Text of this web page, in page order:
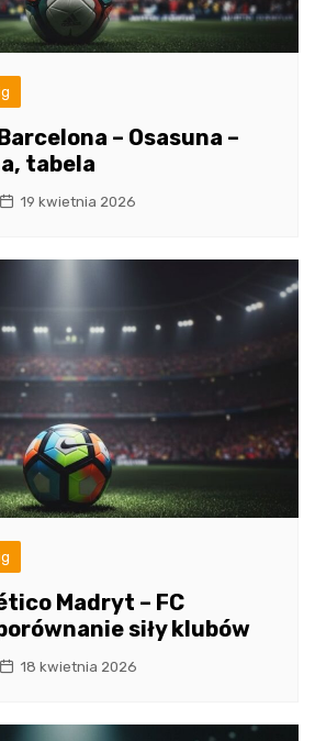
– Osasuna –
tabela
19 kwietnia 2026
Madryt – FC
siły klubów
18 kwietnia 2026